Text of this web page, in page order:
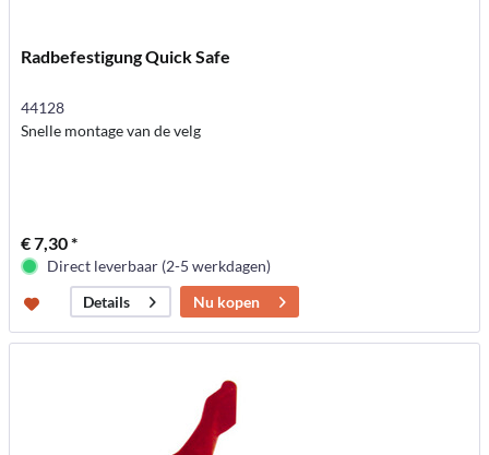
Radbefestigung Quick Safe
44128
Snelle montage van de velg
€ 7,30 *
Direct leverbaar (2-5 werkdagen)
Details
Nu kopen